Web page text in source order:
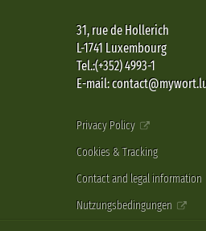
31, rue de Hollerich
L-1741 Luxembourg
Tel.:(+352) 4993-1
E-mail:
Privacy Policy
Cookies & Tracking
Contact and legal information
Nutzungsbedingungen